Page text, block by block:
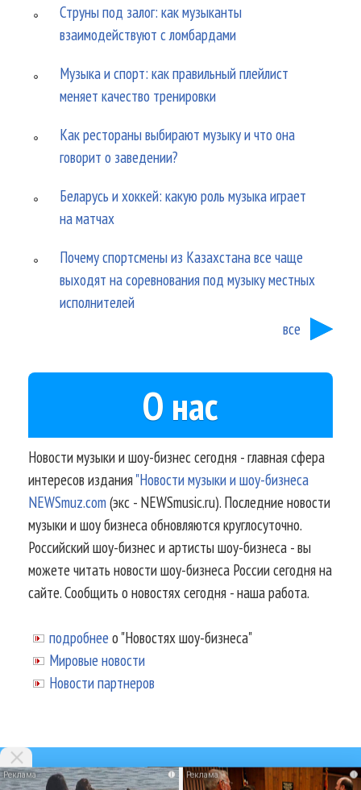
Струны под залог: как музыканты
взаимодействуют с ломбардами
Музыка и спорт: как правильный плейлист
меняет качество тренировки
Как рестораны выбирают музыку и что она
говорит о заведении?
Беларусь и хоккей: какую роль музыка играет
на матчах
Почему спортсмены из Казахстана все чаще
выходят на соревнования под музыку местных
исполнителей
все
О нас
Новости музыки и шоу-бизнес сегодня - главная сфера
интересов издания"Новости музыки и шоу-бизнеса
NEWSmuz.com(экс - NEWSmusic.ru). Последние новости
музыки и шоу бизнеса обновляются круглосуточно.
Российский шоу-бизнес и артисты шоу-бизнеса - вы
можете читать новости шоу-бизнеса России сегодня на
сайте. Сообщить о новостях сегодня - наша работа.
подробнее о "Новостях шоу-бизнеса"
Мировые новости
Новости партнеров
i i